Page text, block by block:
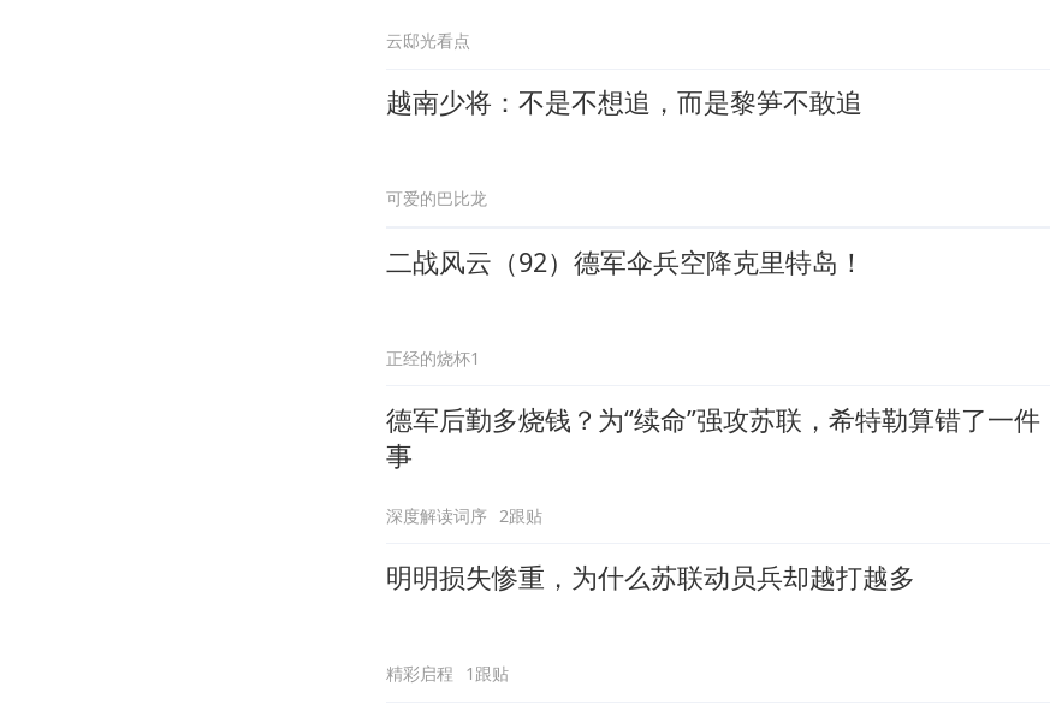
云邸光看点
越南少将：不是不想追，而是黎笋不敢追
可爱的巴比龙
二战风云（92）德军伞兵空降克里特岛！
正经的烧杯1
德军后勤多烧钱？为“续命”强攻苏联，希特勒算错了一件
事
深度解读词序 2跟贴
明明损失惨重，为什么苏联动员兵却越打越多
精彩启程 1跟贴